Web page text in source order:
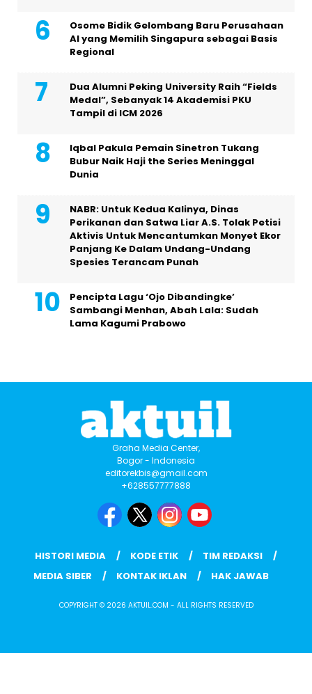
Osome Bidik Gelombang Baru Perusahaan
AI yang Memilih Singapura sebagai Basis
Regional
Dua Alumni Peking University Raih “Fields
Medal”, Sebanyak 14 Akademisi PKU
Tampil di ICM 2026
Iqbal Pakula Pemain Sinetron Tukang
Bubur Naik Haji the Series Meninggal
Dunia
NABR: Untuk Kedua Kalinya, Dinas
Perikanan dan Satwa Liar A.S. Tolak Petisi
Aktivis Untuk Mencantumkan Monyet Ekor
Panjang Ke Dalam Undang-Undang
Spesies Terancam Punah
Pencipta Lagu ‘Ojo Dibandingke’
Sambangi Menhan, Abah Lala: Sudah
Lama Kagumi Prabowo
Graha Media Center,
Bogor - Indonesia
editorekbis@gmail.com
+628557777888
HISTORI MEDIA KODE ETIK
TIM REDAKSI
MEDIA SIBER
KONTAK IKLAN HAK JAWAB
COPYRIGHT © 2026 AKTUIL.COM - ALL RIGHTS RESERVED